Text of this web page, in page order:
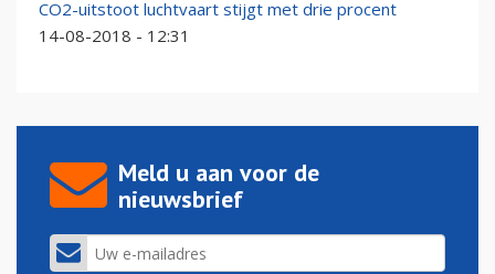
CO2-uitstoot luchtvaart stijgt met drie procent
14-08-2018 - 12:31
Meld u aan voor de
nieuwsbrief